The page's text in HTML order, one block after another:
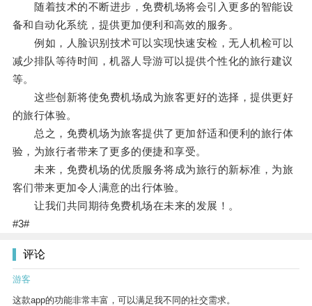
随着技术的不断进步，免费机场将会引入更多的智能设
备和自动化系统，提供更加便利和高效的服务。
例如，人脸识别技术可以实现快速安检，无人机检可以
减少排队等待时间，机器人导游可以提供个性化的旅行建议
等。
这些创新将使免费机场成为旅客更好的选择，提供更好
的旅行体验。
总之，免费机场为旅客提供了更加舒适和便利的旅行体
验，为旅行者带来了更多的便捷和享受。
未来，免费机场的优质服务将成为旅行的新标准，为旅
客们带来更加令人满意的出行体验。
让我们共同期待免费机场在未来的发展！。
#3#
评论
游客
这款app的功能非常丰富，可以满足我不同的社交需求。